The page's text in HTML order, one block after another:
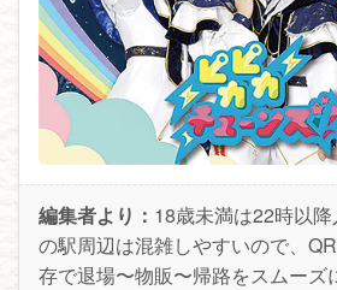
編集者より： 18歳未満は22時以
の駅周辺は混雑しやすいので、
存で退場〜物販〜帰路をスムーズ